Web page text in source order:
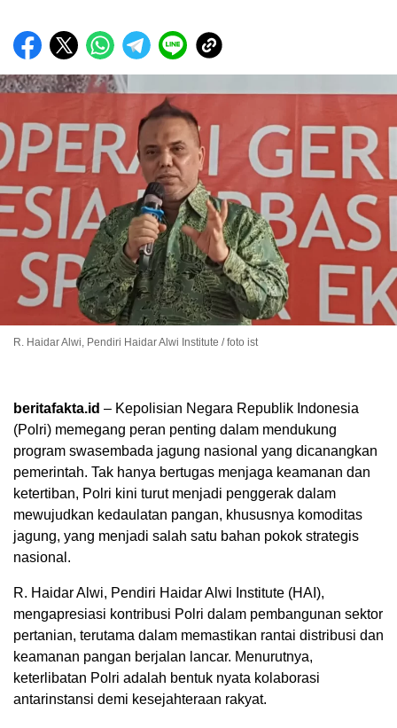
R. Haidar Alwi, Pendiri Haidar Alwi Institute / foto ist
beritafakta.id – Kepolisian Negara Republik Indonesia
(Polri) memegang peran penting dalam mendukung
program swasembada jagung nasional yang dicanangkan
pemerintah. Tak hanya bertugas menjaga keamanan dan
ketertiban, Polri kini turut menjadi penggerak dalam
mewujudkan kedaulatan pangan, khususnya komoditas
jagung, yang menjadi salah satu bahan pokok strategis
nasional.
R. Haidar Alwi, Pendiri Haidar Alwi Institute (HAI),
mengapresiasi kontribusi Polri dalam pembangunan sektor
pertanian, terutama dalam memastikan rantai distribusi dan
keamanan pangan berjalan lancar. Menurutnya,
keterlibatan Polri adalah bentuk nyata kolaborasi
antarinstansi demi kesejahteraan rakyat.